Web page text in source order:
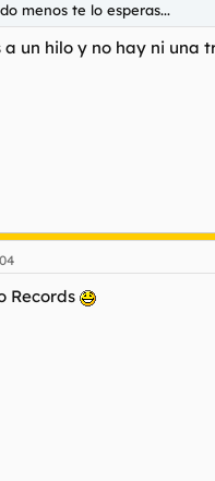
menos te lo esperas...
a un hilo y no hay ni una
Records